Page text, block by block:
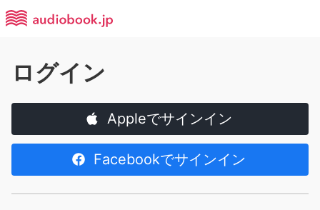
ログイン
Appleでサインイン
Facebookでサインイン